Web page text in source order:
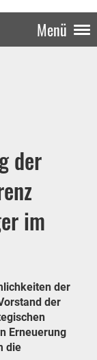
Menü
der
im
der
der
Erneuerung
die